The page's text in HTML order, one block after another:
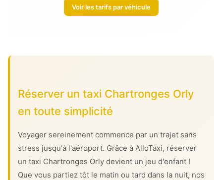
Voir les tarifs par véhicule
Réserver un taxi Chartronges Orly
en toute simplicité
Voyager sereinement commence par un trajet sans
stress jusqu'à l'aéroport. Grâce à AlloTaxi, réserver
un taxi Chartronges Orly devient un jeu d'enfant !
Que vous partiez tôt le matin ou tard dans la nuit, nos